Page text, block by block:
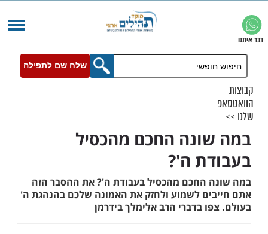
שלח שם לתפילה
החכם מהכסיל
ה'?